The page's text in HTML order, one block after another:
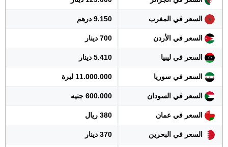
السعر في المغرب 9.150 درهم
السعر في الأردن 700 دينار
السعر في ليبيا 5.410 دينار
السعر في سوريا 11.000.000 ليرة
السعر في السودان 600.000 جنيه
السعر في عمان 380 ريال
السعر في البحرين 370 دينار